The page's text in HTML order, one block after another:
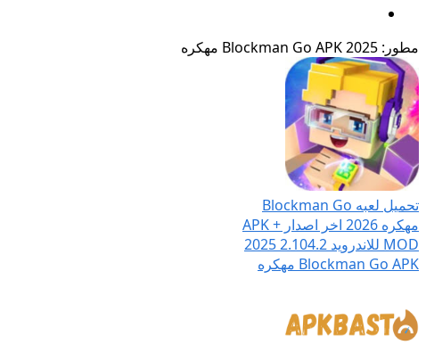
مطور: 2025 Blockman Go APK مهكره
تحميل لعبه Blockman Go
مهكره 2026 اخر اصدار APK +
MOD للاندرويد
2.104.2
2025
Blockman Go APK مهكره